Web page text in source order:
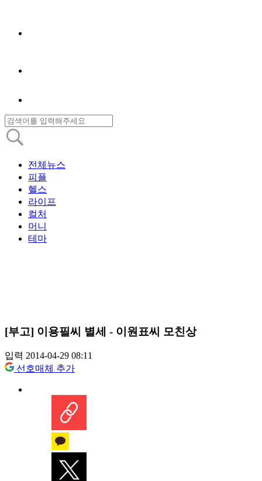
전체뉴스
피플
헬스
라이프
컬처
머니
테마
[부고] 이용필씨 별세 - 이원표씨 모친상
입력 2014-04-29 08:11
선호매체 추가